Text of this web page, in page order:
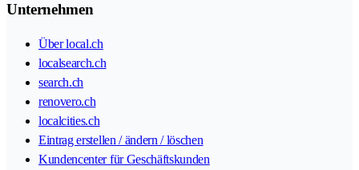
Unternehmen
Über local.ch
localsearch.ch
search.ch
renovero.ch
localcities.ch
Eintrag erstellen / ändern / löschen
Kundencenter für Geschäftskunden